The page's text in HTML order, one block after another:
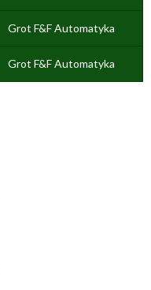
Grot F&F Automatyka
Grot F&F Automatyka